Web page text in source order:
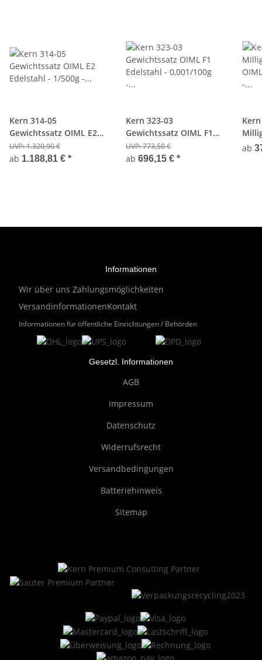
Kern 314-05
Gewichtssatz OIML E2
Edelstahl - 1/500g -
Holzkoffer
UVP:1.320,90 €
ab 1.188,81 € *
Kern 323-03
Gewichtssatz OIML F1
Edelstahl - 0,001/100g -
Holzkoffer
UVP:773,50 €
ab 696,15 € *
ab
Informationen
Wir über uns Zahlungsmöglichkeiten
VersandinformationenKontakt
Informationen für öffentliche Einrichtungen / Behörden
Gesetzl. Informationen
AGB
Impressum
Datenschutz
Widerrufsrecht
Versandbedingungen
Batteriehinweis
Sitemap